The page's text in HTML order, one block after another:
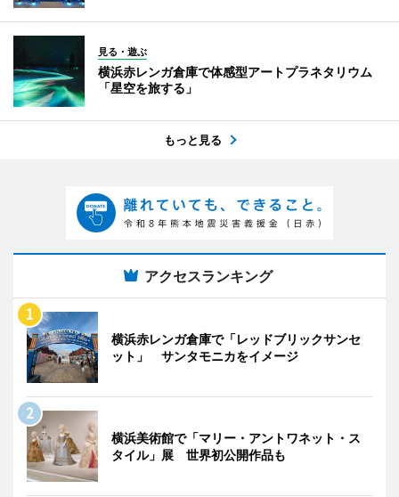
見る・遊ぶ
横浜赤レンガ倉庫で体感型アートプラネタリウム
「星空を旅する」
もっと見る
アクセスランキング
横浜赤レンガ倉庫で「レッドブリックサンセ
ット」 サンタモニカをイメージ
横浜美術館で「マリー・アントワネット・ス
タイル」展 世界初公開作品も